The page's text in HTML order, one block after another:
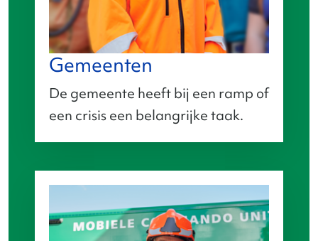
Gemeenten
De gemeente heeft bij een ramp of
een crisis een belangrijke taak.